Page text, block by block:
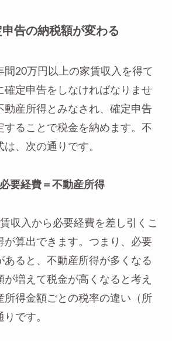
告の納税額が変わる
間20万円以上の家賃収入を得て
確定申告をしなければなりませ
動産所得とみなされ、確定申告
することで税金を納めます。不
、次の通りです。
要経費＝不動産所得
収入から必要経費を差し引くこ
が算出できます。つまり、必要
あると、不動産所得が多くなる
が増えて税金が高くなると考え
所得金額ごとの税率の違い（所
です。